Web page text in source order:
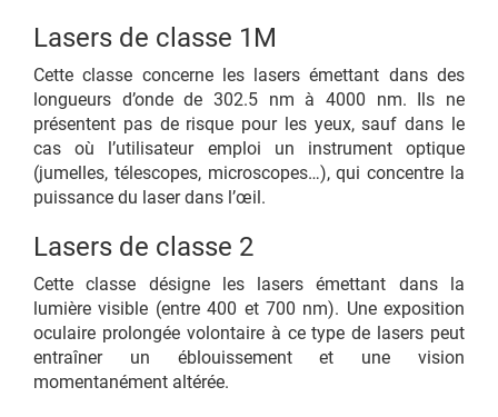
Lasers de classe 1M
Cette classe concerne les lasers émettant dans des
longueurs d’onde de 302.5 nm à 4000 nm. Ils ne
présentent pas de risque pour les yeux, sauf dans le
cas où l’utilisateur emploi un instrument optique
(jumelles, télescopes, microscopes…), qui concentre la
puissance du laser dans l’œil.
Lasers de classe 2
Cette classe désigne les lasers émettant dans la
lumière visible (entre 400 et 700 nm). Une exposition
oculaire prolongée volontaire à ce type de lasers peut
entraîner un éblouissement et une vision
momentanément altérée.